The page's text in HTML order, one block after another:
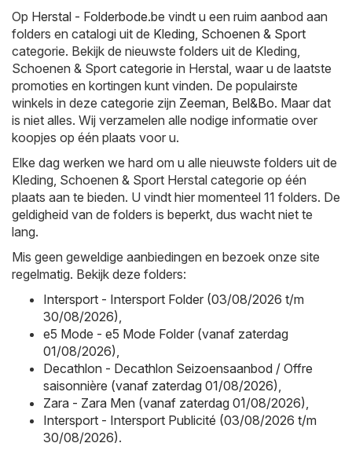
Op Herstal - Folderbode.be vindt u een ruim aanbod aan
folders en catalogi uit de Kleding, Schoenen & Sport
categorie. Bekijk de nieuwste folders uit de Kleding,
Schoenen & Sport categorie in Herstal, waar u de laatste
promoties en kortingen kunt vinden. De populairste
winkels in deze categorie zijn Zeeman, Bel&Bo. Maar dat
is niet alles. Wij verzamelen alle nodige informatie over
koopjes op één plaats voor u.
Elke dag werken we hard om u alle nieuwste folders uit de
Kleding, Schoenen & Sport Herstal categorie op één
plaats aan te bieden. U vindt hier momenteel 11 folders. De
geldigheid van de folders is beperkt, dus wacht niet te
lang.
Mis geen geweldige aanbiedingen en bezoek onze site
regelmatig. Bekijk deze folders:
Intersport - Intersport Folder (03/08/2026 t/m
30/08/2026),
e5 Mode - e5 Mode Folder (vanaf zaterdag
01/08/2026),
Decathlon - Decathlon Seizoensaanbod / Offre
saisonnière (vanaf zaterdag 01/08/2026),
Zara - Zara Men (vanaf zaterdag 01/08/2026),
Intersport - Intersport Publicité (03/08/2026 t/m
30/08/2026).